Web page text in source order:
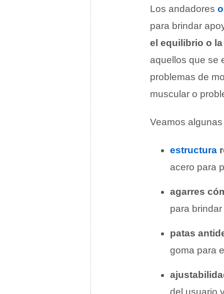
Los andadores
para brindar
el equilibrio o
aquellos que se
problemas de
muscular o
Veamos
estructura
acero para
agarres
para
patas
goma para
del usuario